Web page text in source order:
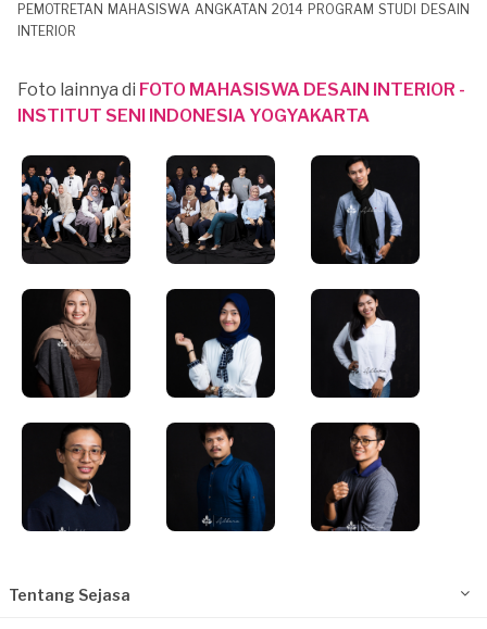
PEMOTRETAN MAHASISWA ANGKATAN 2014 PROGRAM STUDI DESAIN
INTERIOR
Foto lainnya di FOTO MAHASISWA DESAIN INTERIOR -
INSTITUT SENI INDONESIA YOGYAKARTA
Tentang Sejasa